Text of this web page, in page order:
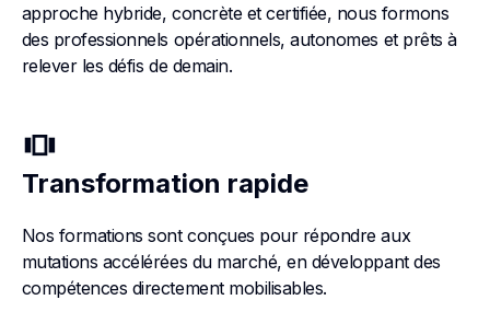
approche hybride, concrète et certifiée, nous formons
des professionnels opérationnels, autonomes et prêts à
relever les défis de demain.
view_carousel
Transformation rapide
Nos formations sont conçues pour répondre aux
mutations accélérées du marché, en développant des
compétences directement mobilisables.